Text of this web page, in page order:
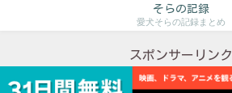
そらの記録
愛犬そらの記録まとめ
スポンサーリンク